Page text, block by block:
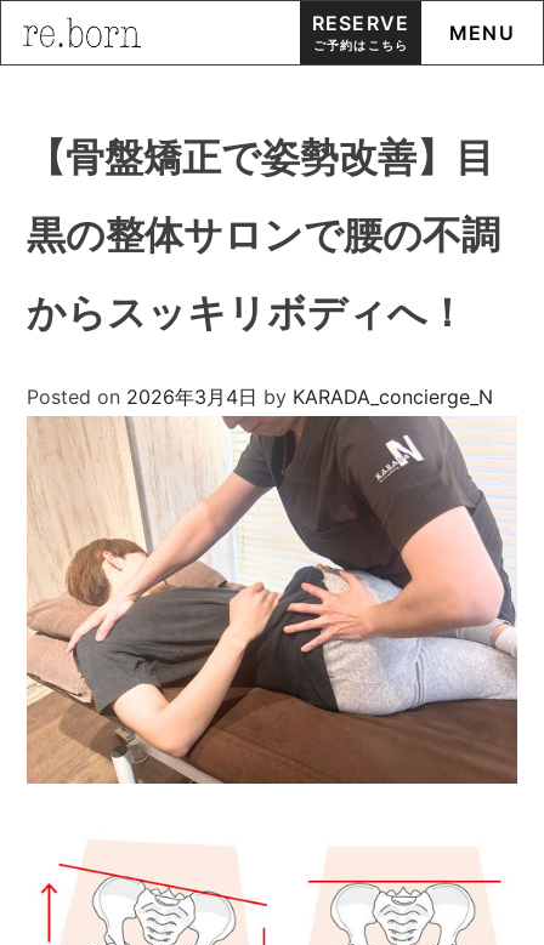
content
RESERVE
ご予約はこちら MENU
【骨盤矯正で姿勢改善】目
黒の整体サロンで腰の不調
からスッキリボディへ！
Posted on 2026年3月4日 by KARADA_concierge_N